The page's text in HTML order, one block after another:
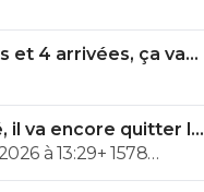
et 4 arrivées, ça va
il va encore quitter le
à 13:29+ 1578
peut raconter autant